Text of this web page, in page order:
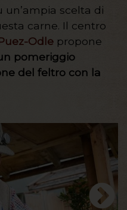
un’ampia scelta di
carne. Il centro
Odle propone
pomeriggio
del feltro con la